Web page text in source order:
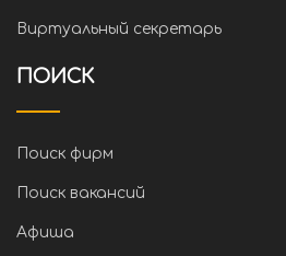
Виртуальный секретарь
ПОИСК
Поиск фирм
Поиск вакансий
Афиша